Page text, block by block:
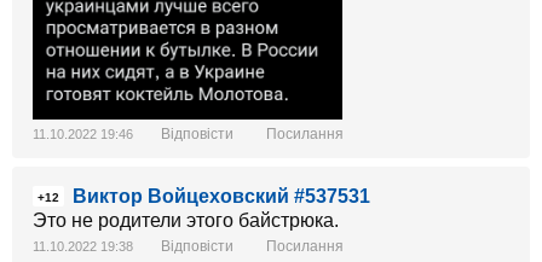
11.10.2022 19:46 Відповісти Посилання
+12
Виктор Войцеховский #537531
Это не родители этого байстрюка.
11.10.2022 19:38 Відповісти Посилання